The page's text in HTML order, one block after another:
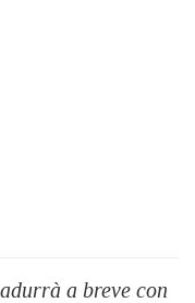
a breve con